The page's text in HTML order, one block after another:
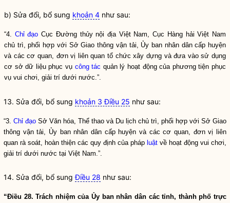
b) Sửa đổi, bổ sung khoản 4 như sau:
“4. Chỉ đạo Cục Đường thủy nội địaViệt Nam, Cục Hàng hải Việt Nam
chủ trì, phối hợp với Sở Giao thông vận tải, Ủy ban nhân dân cấp huyện
và các cơ quan, đơn vị liên quan tổ chức xây dựng và đưa vào sử dụng
cơ sở dữ liệu phục vụ công tác quản lý hoạt động của phương tiện phục
vụ vui chơi, giải trí dưới nước.”.
13. Sửa đổi, bổ sung khoản 3 Điều 25 như sau:
“3. Chỉ đạo Sở Văn hóa, Thể thao và Du lịch chủ trì, phối hợp với Sở Giao
thông vận tải, Ủy ban nhân dân cấp huyện và các cơ quan, đơn vị liên
quan rà soát, hoàn thiện các quy định của pháp luật về hoạt động vui chơi,
giải trí dưới nước tại Việt Nam.”.
14. Sửa đổi, bổ sungĐiều 28 như sau:
“Điều 28. Trách nhiệm của Ủy ban nhân dân các tỉnh, thành phố trực